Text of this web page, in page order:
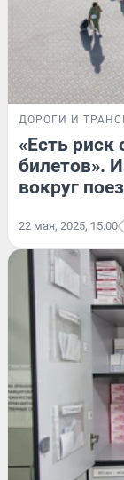
ДОРОГИ И
«Есть риск
билетов».
вокруг
22 мая, 2025, 15:00